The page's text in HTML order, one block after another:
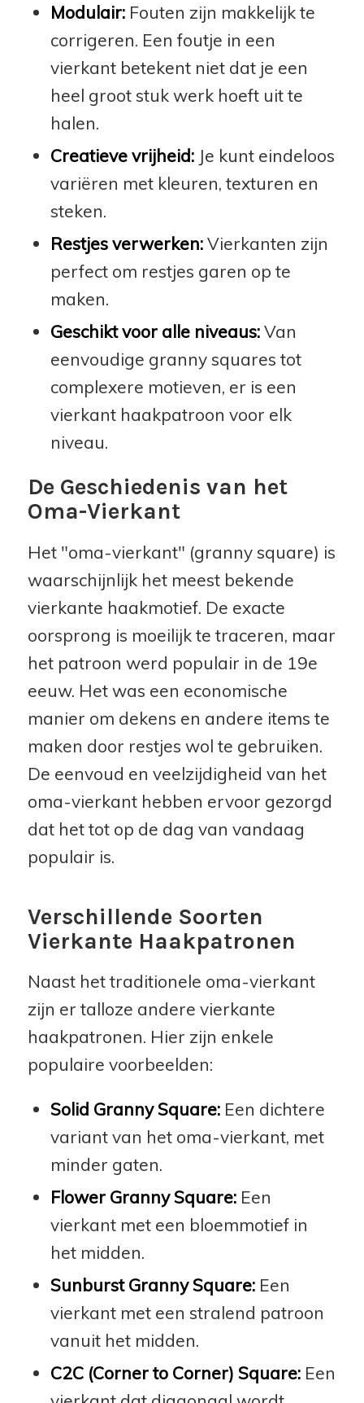
Modulair:Fouten zijn makkelijk te
corrigeren. Een foutje in een
vierkant betekent niet dat je een
heel groot stuk werk hoeft uit te
halen.
Creatieve vrijheid:Je kunt eindeloos
variëren met kleuren, texturen en
steken.
Restjes verwerken:Vierkanten zijn
perfect om restjes garen op te
maken.
Geschikt voor alle niveaus:Van
eenvoudige granny squares tot
complexere motieven, er is een
vierkant haakpatroon voor elk
niveau.
De Geschiedenis van het
Oma-Vierkant
Het "oma-vierkant" (granny square) is
waarschijnlijk het meest bekende
vierkante haakmotief. De exacte
oorsprong is moeilijk te traceren, maar
het patroon werd populair in de 19e
eeuw. Het was een economische
manier om dekens en andere items te
maken door restjes wol te gebruiken.
De eenvoud en veelzijdigheid van het
oma-vierkant hebben ervoor gezorgd
dat het tot op de dag van vandaag
populair is.
Verschillende Soorten
Vierkante Haakpatronen
Naast het traditionele oma-vierkant
zijn er talloze andere vierkante
haakpatronen. Hier zijn enkele
populaire voorbeelden:
Solid Granny Square:Een dichtere
variant van het oma-vierkant, met
minder gaten.
Flower Granny Square:Een
vierkant met een bloemmotief in
het midden.
Sunburst Granny Square:Een
vierkant met een stralend patroon
vanuit het midden.
C2C (Corner to Corner) Square:Een